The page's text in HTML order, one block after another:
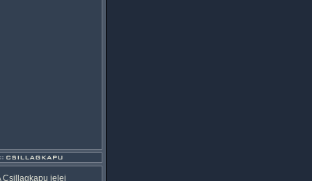
Csillagkapu jelei